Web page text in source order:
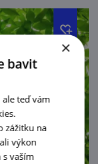
×
bavit
teď vám
zážitku na
výkon
s vaším